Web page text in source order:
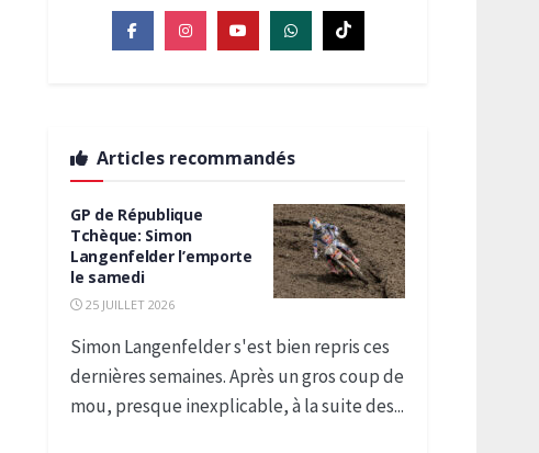
Articles recommandés
GP de République
Tchèque: Simon
Langenfelder l’emporte
le samedi
25 JUILLET 2026
Simon Langenfelder s'est bien repris ces
dernières semaines. Après un gros coup de
mou, presque inexplicable, à la suite des...